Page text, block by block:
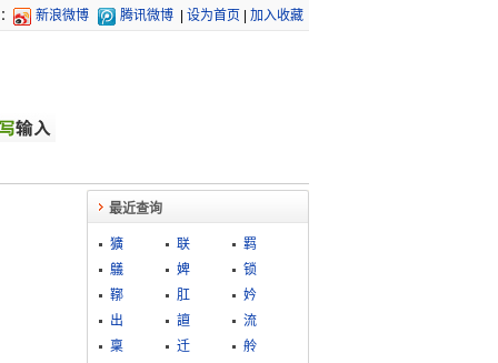
新浪微博 腾讯微博 设为首页 加入收藏
最近查询
獷 联
羁
鸃
婢
锁
鞹
肛
妗
出
譠
流
稟
迁
舲